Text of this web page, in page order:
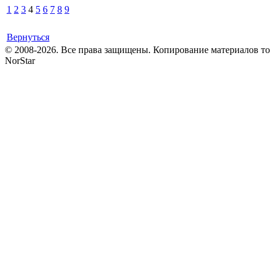
1 2 3 4 5 6 7 8 9
Вернуться
© 2008-2026. Все права защищены. Копирование материалов
NorStar